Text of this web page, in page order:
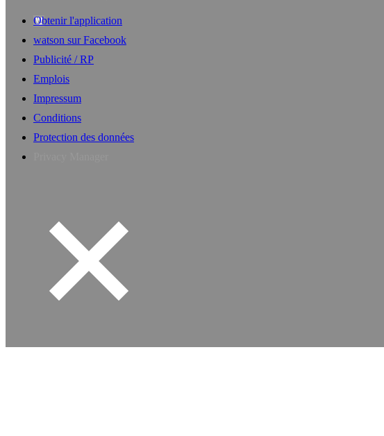
Obtenir l'application
watson sur Facebook
Publicité / RP
Emplois
Impressum
Conditions
Protection des données